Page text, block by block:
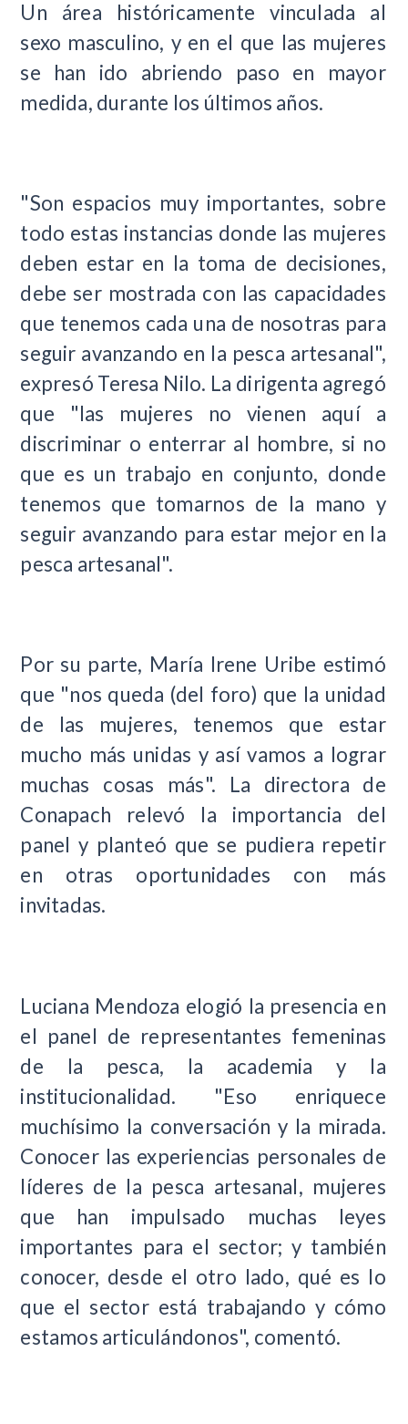
Un área históricamente vinculada al
sexo masculino, y en el que las mujeres
se han ido abriendo paso en mayor
medida, durante los últimos años.
"Son espacios muy importantes, sobre
todo estas instancias donde las mujeres
deben estar en la toma de decisiones,
debe ser mostrada con las capacidades
que tenemos cada una de nosotras para
seguir avanzando en la pesca artesanal",
expresó Teresa Nilo. La dirigenta agregó
que "las mujeres no vienen aquí a
discriminar o enterrar al hombre, si no
que es un trabajo en conjunto, donde
tenemos que tomarnos de la mano y
seguir avanzando para estar mejor en la
pesca artesanal".
Por su parte, María Irene Uribe estimó
que "nos queda (del foro) que la unidad
de las mujeres, tenemos que estar
mucho más unidas y así vamos a lograr
muchas cosas más". La directora de
Conapach relevó la importancia del
panel y planteó que se pudiera repetir
en otras oportunidades con más
invitadas.
Luciana Mendoza elogió la presencia en
el panel de representantes femeninas
de la pesca, la academia y la
institucionalidad. "Eso enriquece
muchísimo la conversación y la mirada.
Conocer las experiencias personales de
líderes de la pesca artesanal, mujeres
que han impulsado muchas leyes
importantes para el sector; y también
conocer, desde el otro lado, qué es lo
que el sector está trabajando y cómo
estamos articulándonos", comentó.